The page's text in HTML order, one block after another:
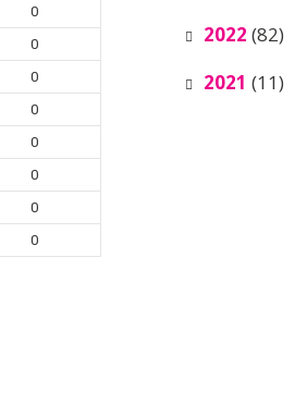
0
0
0
0
0
0
0
0
2022 (82)
2021 (11)